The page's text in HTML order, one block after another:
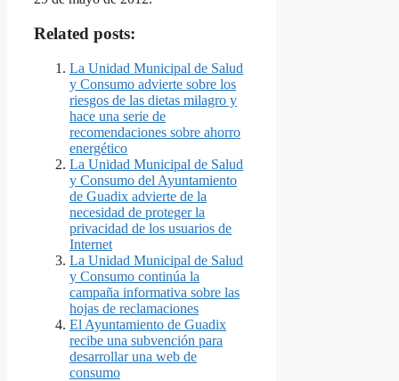
Related posts:
La Unidad Municipal de Salud
y Consumo advierte sobre los
riesgos de las dietas milagro y
hace una serie de
recomendaciones sobre ahorro
energético
La Unidad Municipal de Salud
y Consumo del Ayuntamiento
de Guadix advierte de la
necesidad de proteger la
privacidad de los usuarios de
Internet
La Unidad Municipal de Salud
y Consumo continúa la
campaña informativa sobre las
hojas de reclamaciones
El Ayuntamiento de Guadix
recibe una subvención para
desarrollar una web de
consumo